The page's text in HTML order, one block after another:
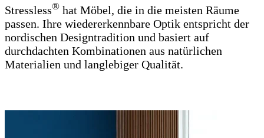
Stressless® hat Möbel, die in die meisten Räume
passen. Ihre wiedererkennbare Optik entspricht der
nordischen Designtradition und basiert auf
durchdachten Kombinationen aus natürlichen
Materialien und langlebiger Qualität.